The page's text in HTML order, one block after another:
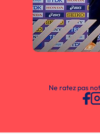
Ne ratez pas